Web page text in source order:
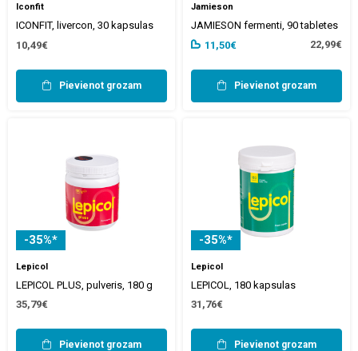
Iconfit
ICONFIT, livercon, 30 kapsulas
10,49€
Pievienot grozam
Jamieson
JAMIESON fermenti, 90 tabletes
11,50€
22,99€
Pievienot grozam
-35%*
Lepicol
LEPICOL PLUS, pulveris, 180 g
35,79€
Pievienot grozam
-35%*
Lepicol
LEPICOL, 180 kapsulas
31,76€
Pievienot grozam